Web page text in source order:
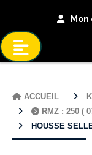
ACCUEIL
RMZ : 250 (
HOUSSE